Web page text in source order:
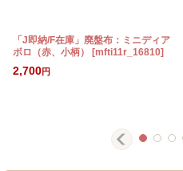
「J即納/F在庫」廃盤布：ミニディア
ボロ（赤、小柄）
[mfti11r_16810]
2,700円